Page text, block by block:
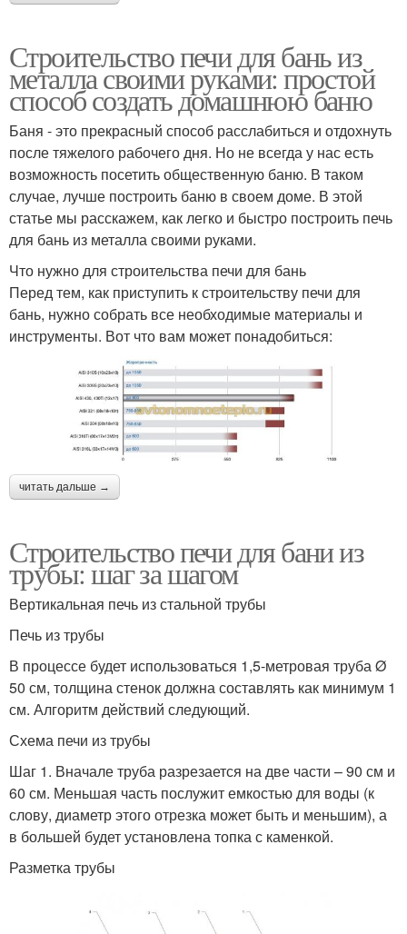
Строительство печи для бань из
металла своими руками: простой
способ создать домашнюю баню
Баня - это прекрасный способ расслабиться и отдохнуть
после тяжелого рабочего дня. Но не всегда у нас есть
возможность посетить общественную баню. В таком
случае, лучше построить баню в своем доме. В этой
статье мы расскажем, как легко и быстро построить печь
для бань из металла своими руками.
Что нужно для строительства печи для бань
Перед тем, как приступить к строительству печи для
бань, нужно собрать все необходимые материалы и
инструменты. Вот что вам может понадобиться:
читать дальше →
Строительство печи для бани из
трубы: шаг за шагом
Вертикальная печь из стальной трубы
Печь из трубы
В процессе будет использоваться 1,5-метровая труба Ø
50 см, толщина стенок должна составлять как минимум 1
см. Алгоритм действий следующий.
Схема печи из трубы
Шаг 1. Вначале труба разрезается на две части – 90 см и
60 см. Меньшая часть послужит емкостью для воды (к
слову, диаметр этого отрезка может быть и меньшим), а
в большей будет установлена топка с каменкой.
Разметка трубы